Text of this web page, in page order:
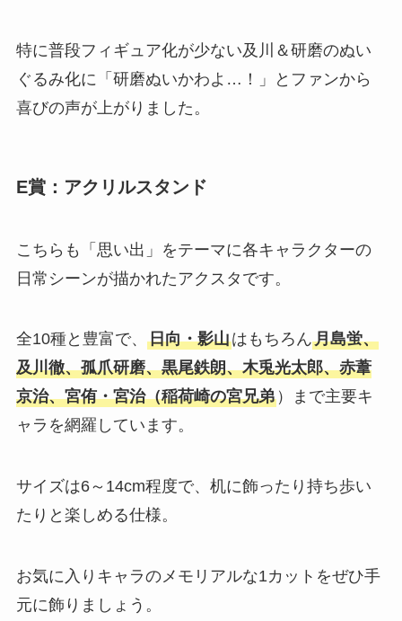
特に普段フィギュア化が少ない及川＆研磨のぬい
ぐるみ化に「研磨ぬいかわよ…！」とファンから
喜びの声が上がりました。
E賞：アクリルスタンド
こちらも「思い出」をテーマに各キャラクターの
日常シーンが描かれたアクスタです。
全10種と豊富で、 日向・影山はもちろん月島蛍、
及川徹、孤爪研磨、黒尾鉄朗、木兎光太郎、赤葦
京治、宮侑・宮治（稲荷崎の宮兄弟）まで主要キ
ャラを網羅しています。
サイズは6～14cm程度で、机に飾ったり持ち歩い
たりと楽しめる仕様。
お気に入りキャラのメモリアルな1カットをぜひ手
元に飾りましょう。